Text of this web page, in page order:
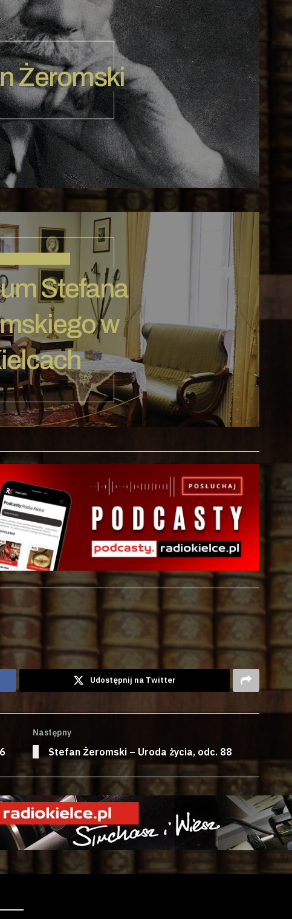
Żeromski
Stefana
w
Udostępnij na Twitter
Następny
Stefan Żeromski – Uroda życia, odc. 88